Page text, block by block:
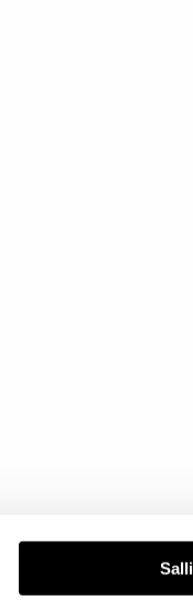
Salli